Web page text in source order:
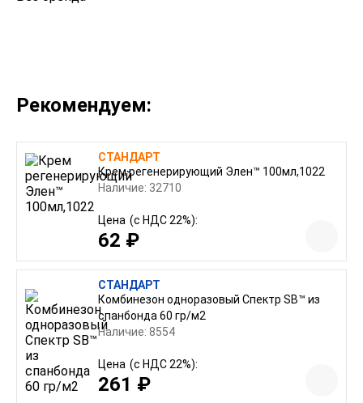
Рекомендуем:
СТАНДАРТ
Крем регенерирующий Элен™ 100мл,1022
Наличие: 32710
Цена (с НДС 22%):
62 ₽
СТАНДАРТ
Комбинезон одноразовый Спектр SB™ из
спанбонда 60 гр/м2
Наличие: 8554
Цена (с НДС 22%):
261 ₽